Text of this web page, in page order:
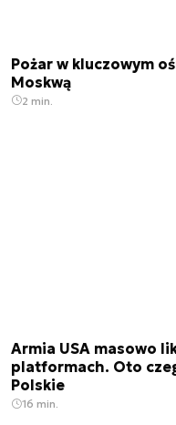
Pożar w kluczowym
Moskwą
2 min.
Armia USA masowo
platformach. Oto
Polskie
16 min.